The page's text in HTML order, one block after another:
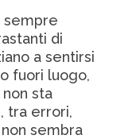
sempre
di
a sentirsi
fuori luogo,
non sta
tra errori,
sembra